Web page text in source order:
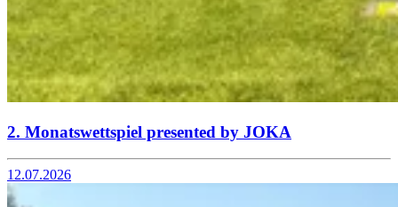
2. Monatswettspiel presented by JOKA
12.07.2026